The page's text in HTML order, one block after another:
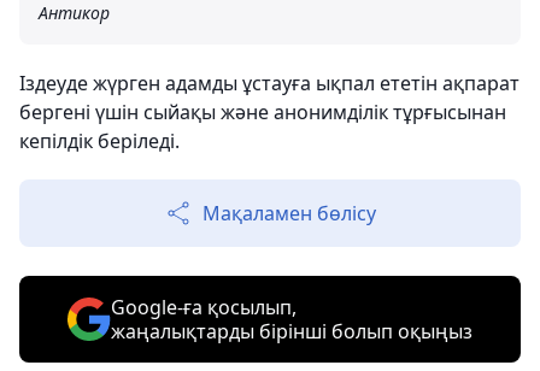
Антикор
Іздеуде жүрген адамды ұстауға ықпал ететін ақпарат
бергені үшін сыйақы және анонимділік тұрғысынан
кепілдік беріледі.
Мақаламен бөлісу
Google-ға қосылып,
жаңалықтарды бірінші болып оқыңыз